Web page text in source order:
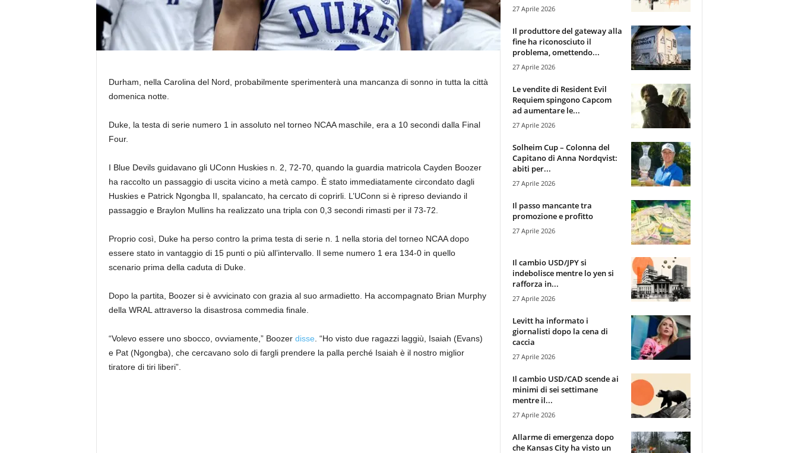
Durham, nella Carolina del Nord, probabilmente sperimenterà una mancanza di sonno in tutta la città
domenica notte.
Duke, la testa di serie numero 1 in assoluto nel torneo NCAA maschile, era a 10 secondi dalla Final
Four.
I Blue Devils guidavano gli UConn Huskies n. 2, 72-70, quando la guardia matricola Cayden Boozer
ha raccolto un passaggio di uscita vicino a metà campo. È stato immediatamente circondato dagli
Huskies e Patrick Ngongba II, spalancato, ha cercato di coprirli. L’UConn si è ripreso deviando il
passaggio e Braylon Mullins ha realizzato una tripla con 0,3 secondi rimasti per il 73-72.
Proprio così, Duke ha perso contro la prima testa di serie n. 1 nella storia del torneo NCAA dopo
essere stato in vantaggio di 15 punti o più all’intervallo. Il seme numero 1 era 134-0 in quello
scenario prima della caduta di Duke.
Dopo la partita, Boozer si è avvicinato con grazia al suo armadietto. Ha accompagnato Brian Murphy
della WRAL attraverso la disastrosa commedia finale.
“Volevo essere uno sbocco, ovviamente,” Boozer disse . “Ho visto due ragazzi laggiù, Isaiah (Evans)
e Pat (Ngongba), che cercavano solo di fargli prendere la palla perché Isaiah è il nostro miglior
tiratore di tiri liberi”.
27 Aprile 2026
Il produttore del gateway alla
fine ha riconosciuto il
problema, omettendo...
27 Aprile 2026
Le vendite di Resident Evil
Requiem spingono Capcom
ad aumentare le...
27 Aprile 2026
Solheim Cup – Colonna del
Capitano di Anna Nordqvist:
abiti per...
27 Aprile 2026
Il passo mancante tra
promozione e profitto
27 Aprile 2026
Il cambio USD/JPY si
indebolisce mentre lo yen si
rafforza in...
27 Aprile 2026
Levitt ha informato i
giornalisti dopo la cena di
caccia
27 Aprile 2026
Il cambio USD/CAD scende ai
minimi di sei settimane
mentre il...
27 Aprile 2026
Allarme di emergenza dopo
che Kansas City ha visto un